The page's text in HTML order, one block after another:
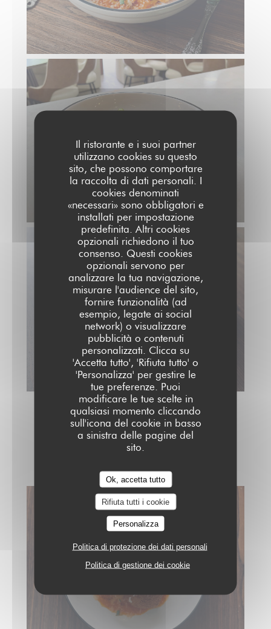
Il ristorante e i suoi partner
utilizzano cookies su questo
sito, che possono comportare
la raccolta di dati personali. I
cookies denominati
«necessari» sono obbligatori e
installati per impostazione
predefinita. Altri cookies
opzionali richiedono il tuo
consenso. Questi cookies
opzionali servono per
analizzare la tua navigazione,
misurare l'audience del sito,
fornire funzionalità (ad
esempio, legate ai social
network) o visualizzare
pubblicità o contenuti
personalizzati. Clicca su
'Accetta tutto', 'Rifiuta tutto' o
'Personalizza' per gestire le
tue preferenze. Puoi
modificare le tue scelte in
qualsiasi momento cliccando
sull'icona del cookie in basso
a sinistra delle pagine del
sito.
Ok, accetta tutto
Rifiuta tutti i cookie
Personalizza
Politica di protezione dei dati personali
Politica di gestione dei cookie
Ce qu'on mange encore